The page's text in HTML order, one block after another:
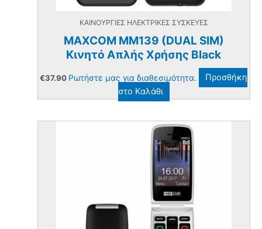
ΚΑΙΝΟΥΡΓΙΕΣ ΗΛΕΚΤΡΙΚΕΣ ΣΥΣΚΕΥΕΣ
MAXCOM MM139 (DUAL SIM)
Κινητό Απλής Χρήσης Black
€37.90 Ρωτήστε μας για διαθεσιμότητα.
Προσθήκη
στο Καλάθι